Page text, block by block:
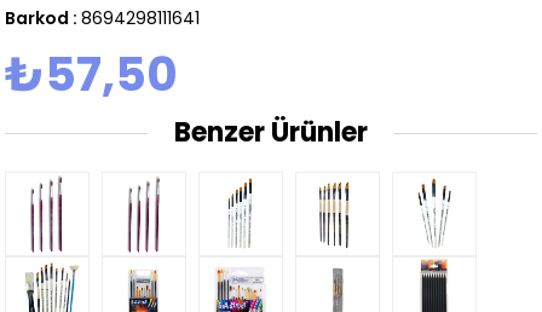
Barkod : 8694298111641
₺57,50
Benzer Ürünler